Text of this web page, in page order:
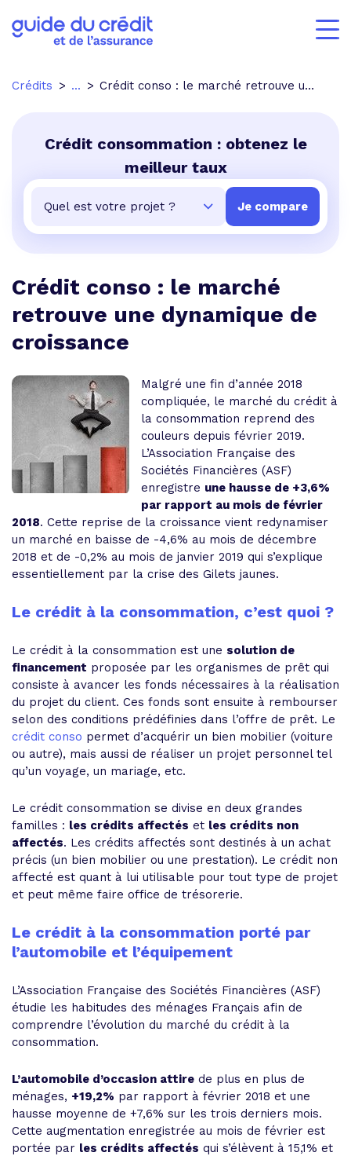
Crédits ... Crédit conso : le marché retrouve une dynamique de croissance
Crédit consommation : obtenez le
meilleur taux
Crédit conso : le marché
retrouve une dynamique de
croissance
Malgré une fin d’année 2018
compliquée, le marché du crédit à
la consommation reprend des
couleurs depuis février 2019.
L’Association Française des
Sociétés Financières (ASF)
enregistre une hausse de +3,6%
par rapport au mois de février
2018. Cette reprise de la croissance vient redynamiser
un marché en baisse de -4,6% au mois de décembre
2018 et de -0,2% au mois de janvier 2019 qui s’explique
essentiellement par la crise des Gilets jaunes.
Le crédit à la consommation, c’est quoi ?
Le crédit à la consommation est une solution de
financement proposée par les organismes de prêt qui
consiste à avancer les fonds nécessaires à la réalisation
du projet du client. Ces fonds sont ensuite à rembourser
selon des conditions prédéfinies dans l’offre de prêt. Le
crédit conso permet d’acquérir un bien mobilier (voiture
ou autre), mais aussi de réaliser un projet personnel tel
qu’un voyage, un mariage, etc.
Le crédit consommation se divise en deux grandes
familles : les crédits affectés et les crédits non
affectés. Les crédits affectés sont destinés à un achat
précis (un bien mobilier ou une prestation). Le crédit non
affecté est quant à lui utilisable pour tout type de projet
et peut même faire office de trésorerie.
Le crédit à la consommation porté par
l’automobile et l’équipement
L’Association Française des Sociétés Financières (ASF)
étudie les habitudes des ménages Français afin de
comprendre l’évolution du marché du crédit à la
consommation.
L’automobile d’occasion attire de plus en plus de
ménages, +19,2% par rapport à février 2018 et une
hausse moyenne de +7,6% sur les trois derniers mois.
Cette augmentation enregistrée au mois de février est
portée par les crédits affectés qui s’élèvent à 15,1% et